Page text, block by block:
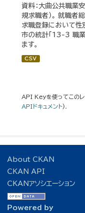
資料：大曲公共職業
規求職者）。 就職者
求職登録において性
市の統計「13-3 職業
ます。
CSV
API Keyを使ってこのレ
APIドキュメント).
About CKAN
CKAN API
CKANアソシエーション
Powered by